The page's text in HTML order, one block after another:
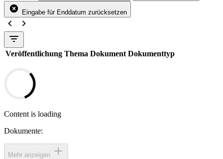
Eingabe für Enddatum zurücksetzen
Veröffentlichung Thema Dokument Dokumenttyp
Content is loading
Dokumente:
Mehr anzeigen